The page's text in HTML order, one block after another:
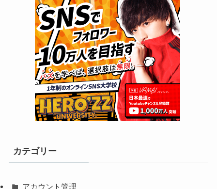
カテゴリー
アカウント管理